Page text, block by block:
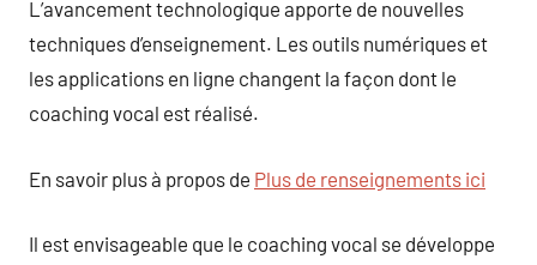
L’avancement technologique apporte de nouvelles
techniques d’enseignement. Les outils numériques et
les applications en ligne changent la façon dont le
coaching vocal est réalisé.
En savoir plus à propos de Plus de renseignements ici
Il est envisageable que le coaching vocal se développe